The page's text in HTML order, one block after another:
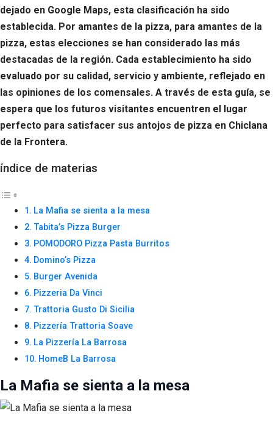
dejado en Google Maps, esta clasificación ha sido
establecida. Por amantes de la pizza, para amantes de la
pizza, estas elecciones se han considerado las más
destacadas de la región. Cada establecimiento ha sido
evaluado por su calidad, servicio y ambiente, reflejado en
las opiniones de los comensales. A través de esta guía, se
espera que los futuros visitantes encuentren el lugar
perfecto para satisfacer sus antojos de pizza en Chiclana
de la Frontera.
índice de materias
La Mafia se sienta a la mesa
Tabita’s Pizza Burger
POMODORO Pizza Pasta Burritos
Domino’s Pizza
Burger Avenida
Pizzeria Da Vinci
Trattoria Gusto Di Sicilia
Pizzería Trattoria Soave
La Pizzería La Barrosa
HomeB La Barrosa
La Mafia se sienta a la mesa